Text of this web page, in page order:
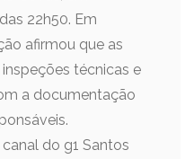
22h50. Em
afirmou que as
técnicas e
a documentação
do g1 Santos